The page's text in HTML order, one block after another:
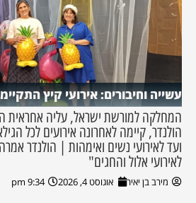
עשייה וחיבורים: אירועי קיץ
המחלקה למורשת ישראל, עליה אחראית
הולנדר, קיימה לאחרונה אירועים לכל
ועד לאירועי נשים ואימהות | הולנדר
לאירועי אלול והחגים"
מירב בן יאיר אוגוסט 4, 2026 9:34 pm